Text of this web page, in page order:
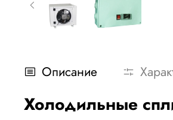
Описание
Холодильные